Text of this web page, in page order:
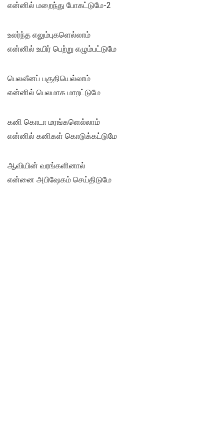
என்னில் மறைந்து போகட்டுமே-2
உலர்ந்த எலும்புகளெல்லாம்
என்னில் உயிர் பெற்று எழும்பட்டுமே
பெலவீனப் பகுதியெல்லாம்
என்னில் பெலமாக மாறட்டுமே
கனி கொடா மரங்களெல்லாம்
என்னில் கனிகள் கொடுக்கட்டுமே
ஆவியின் வரங்களினால்
என்னை அபிஷேகம் செய்திடுமே